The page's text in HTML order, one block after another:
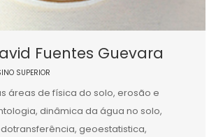
Fuentes Guevara
SUPERIOR
áreas de física do solo, erosão e
dinâmica da água no solo,
geoestatistica,